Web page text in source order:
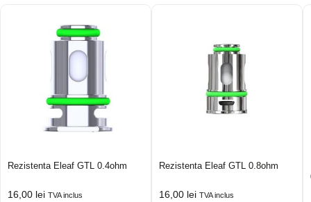
Rezistenta Eleaf GTL 0.4ohm
16,00 lei TVA inclus
Rezistenta Eleaf GTL 0.8ohm
16,00 lei TVA inclus